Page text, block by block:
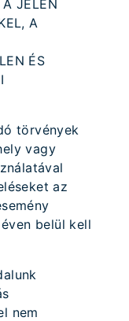
A JELEN
A
ÉS
törvények
vagy
az
belül kell
nem